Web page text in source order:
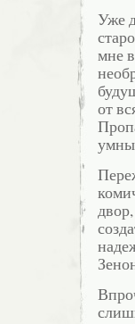
Уже
мне
от